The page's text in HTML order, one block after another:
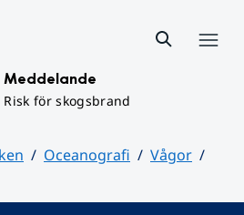
Meddelande
Risk för skogsbrand
Oceanografi
Vågor